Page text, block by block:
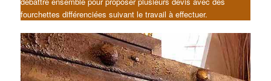
fourchettes différenciées suivant le travail à effectuer.